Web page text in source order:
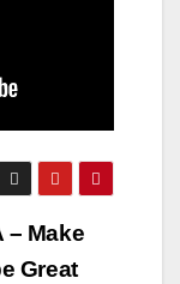
– Make
Great